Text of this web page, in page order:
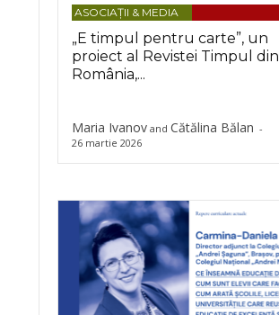
ASOCIAȚII & MEDIA
„E timpul pentru carte”, un
proiect al Revistei Timpul din
România,...
Maria Ivanovand Cătălina Bălan -
26 martie 2026